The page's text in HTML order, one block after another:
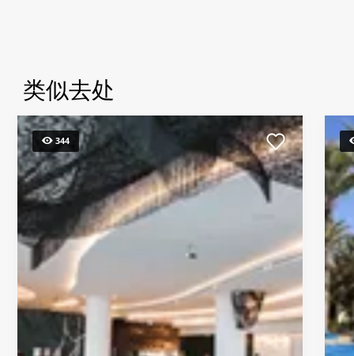
类似去处
344